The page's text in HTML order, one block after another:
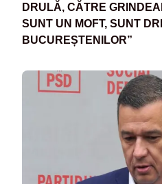
DRULĂ, CĂTRE
SUNT UN MOFT, SUNT
BUCUREȘTENILOR”